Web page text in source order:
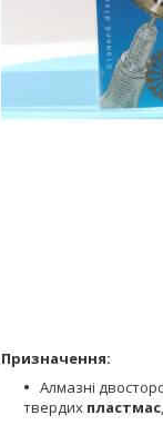
Призначення:
Алмазні
твердих пластмас,